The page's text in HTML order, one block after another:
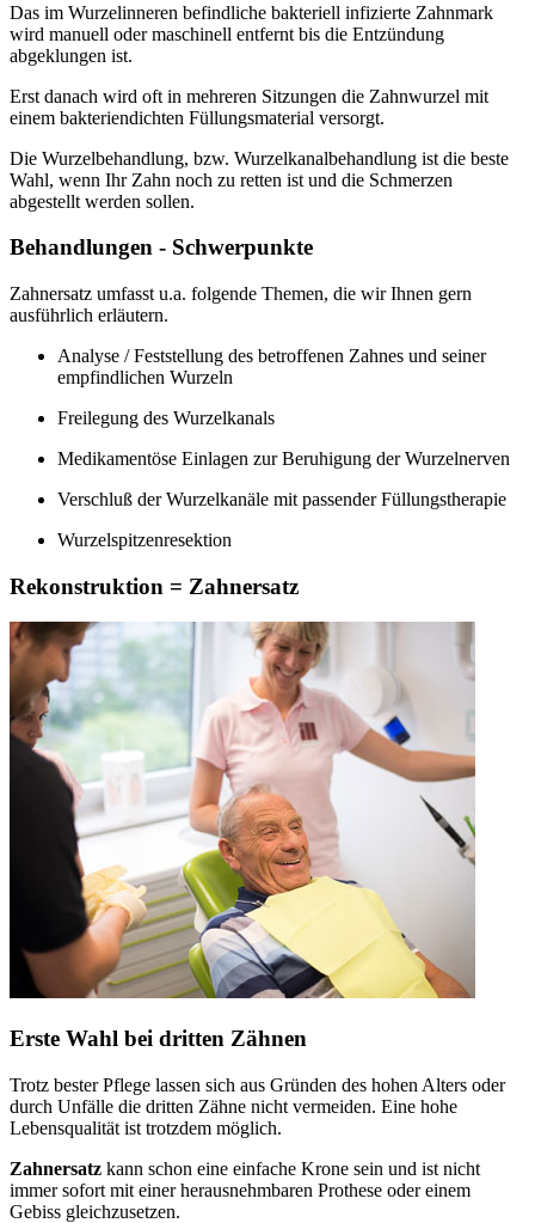
Das im Wurzelinneren befindliche bakteriell infizierte Zahnmark
wird manuell oder maschinell entfernt bis die Entzündung
abgeklungen ist.
Erst danach wird oft in mehreren Sitzungen die Zahnwurzel mit
einem bakteriendichten Füllungsmaterial versorgt.
Die Wurzelbehandlung, bzw. Wurzelkanalbehandlung ist die beste
Wahl, wenn Ihr Zahn noch zu retten ist und die Schmerzen
abgestellt werden sollen.
Behandlungen - Schwerpunkte
Zahnersatz umfasst u.a. folgende Themen, die wir Ihnen gern
ausführlich erläutern.
Analyse / Feststellung des betroffenen Zahnes und seiner
empfindlichen Wurzeln
Freilegung des Wurzelkanals
Medikamentöse Einlagen zur Beruhigung der Wurzelnerven
Verschluß der Wurzelkanäle mit passender Füllungstherapie
Wurzelspitzenresektion
Rekonstruktion = Zahnersatz
Erste Wahl bei dritten Zähnen
Trotz bester Pflege lassen sich aus Gründen des hohen Alters oder
durch Unfälle die dritten Zähne nicht vermeiden. Eine hohe
Lebensqualität ist trotzdem möglich.
Zahnersatz kann schon eine einfache Krone sein und ist nicht
immer sofort mit einer herausnehmbaren Prothese oder einem
Gebiss gleichzusetzen.